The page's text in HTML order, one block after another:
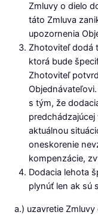
Zmluvy o dielo
táto Zmluva
upozornenia
Zhotoviteľ dodá
ktorá bude
Zhotoviteľ
s tým, že
aktuálnou
oneskorenie
kompenzácie,
Dodacia lehota
plynúť len ak sú
a.) uzavretie Zmluvy